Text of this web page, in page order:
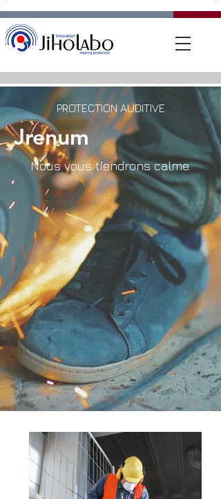
PROTECTION AUDITIVE
Jrenum
Nous vous tiendrons calme.